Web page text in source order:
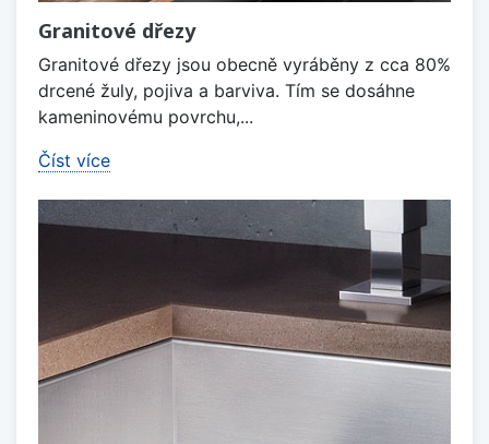
Granitové dřezy
Granitové dřezy jsou obecně vyráběny z cca 80%
drcené žuly, pojiva a barviva. Tím se dosáhne
kameninovému povrchu,...
Číst více